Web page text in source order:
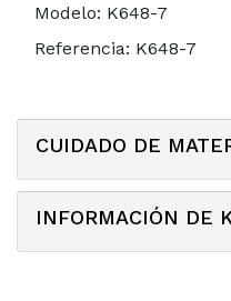
Modelo: K648-7
Referencia: K648-7
CUIDADO DE
INFORMACIÓN DE